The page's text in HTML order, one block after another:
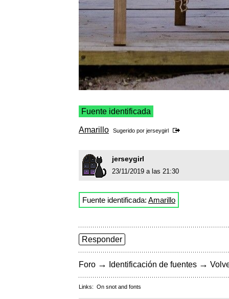
Fuente identificada
Amarillo Sugerido por jerseygirl
jerseygirl
23/11/2019 a las 21:30
Fuente identificada: Amarillo
Responder
Foro → Identificación de fuentes →
Links: On snot and fonts